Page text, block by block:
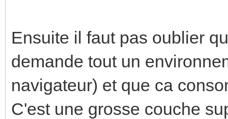
Ensuite il faut pas oublier
demande tout un
navigateur) et que ca
C'est une grosse couche